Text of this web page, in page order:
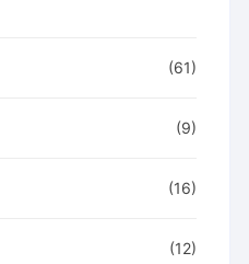
(61)
(9)
(16)
(12)